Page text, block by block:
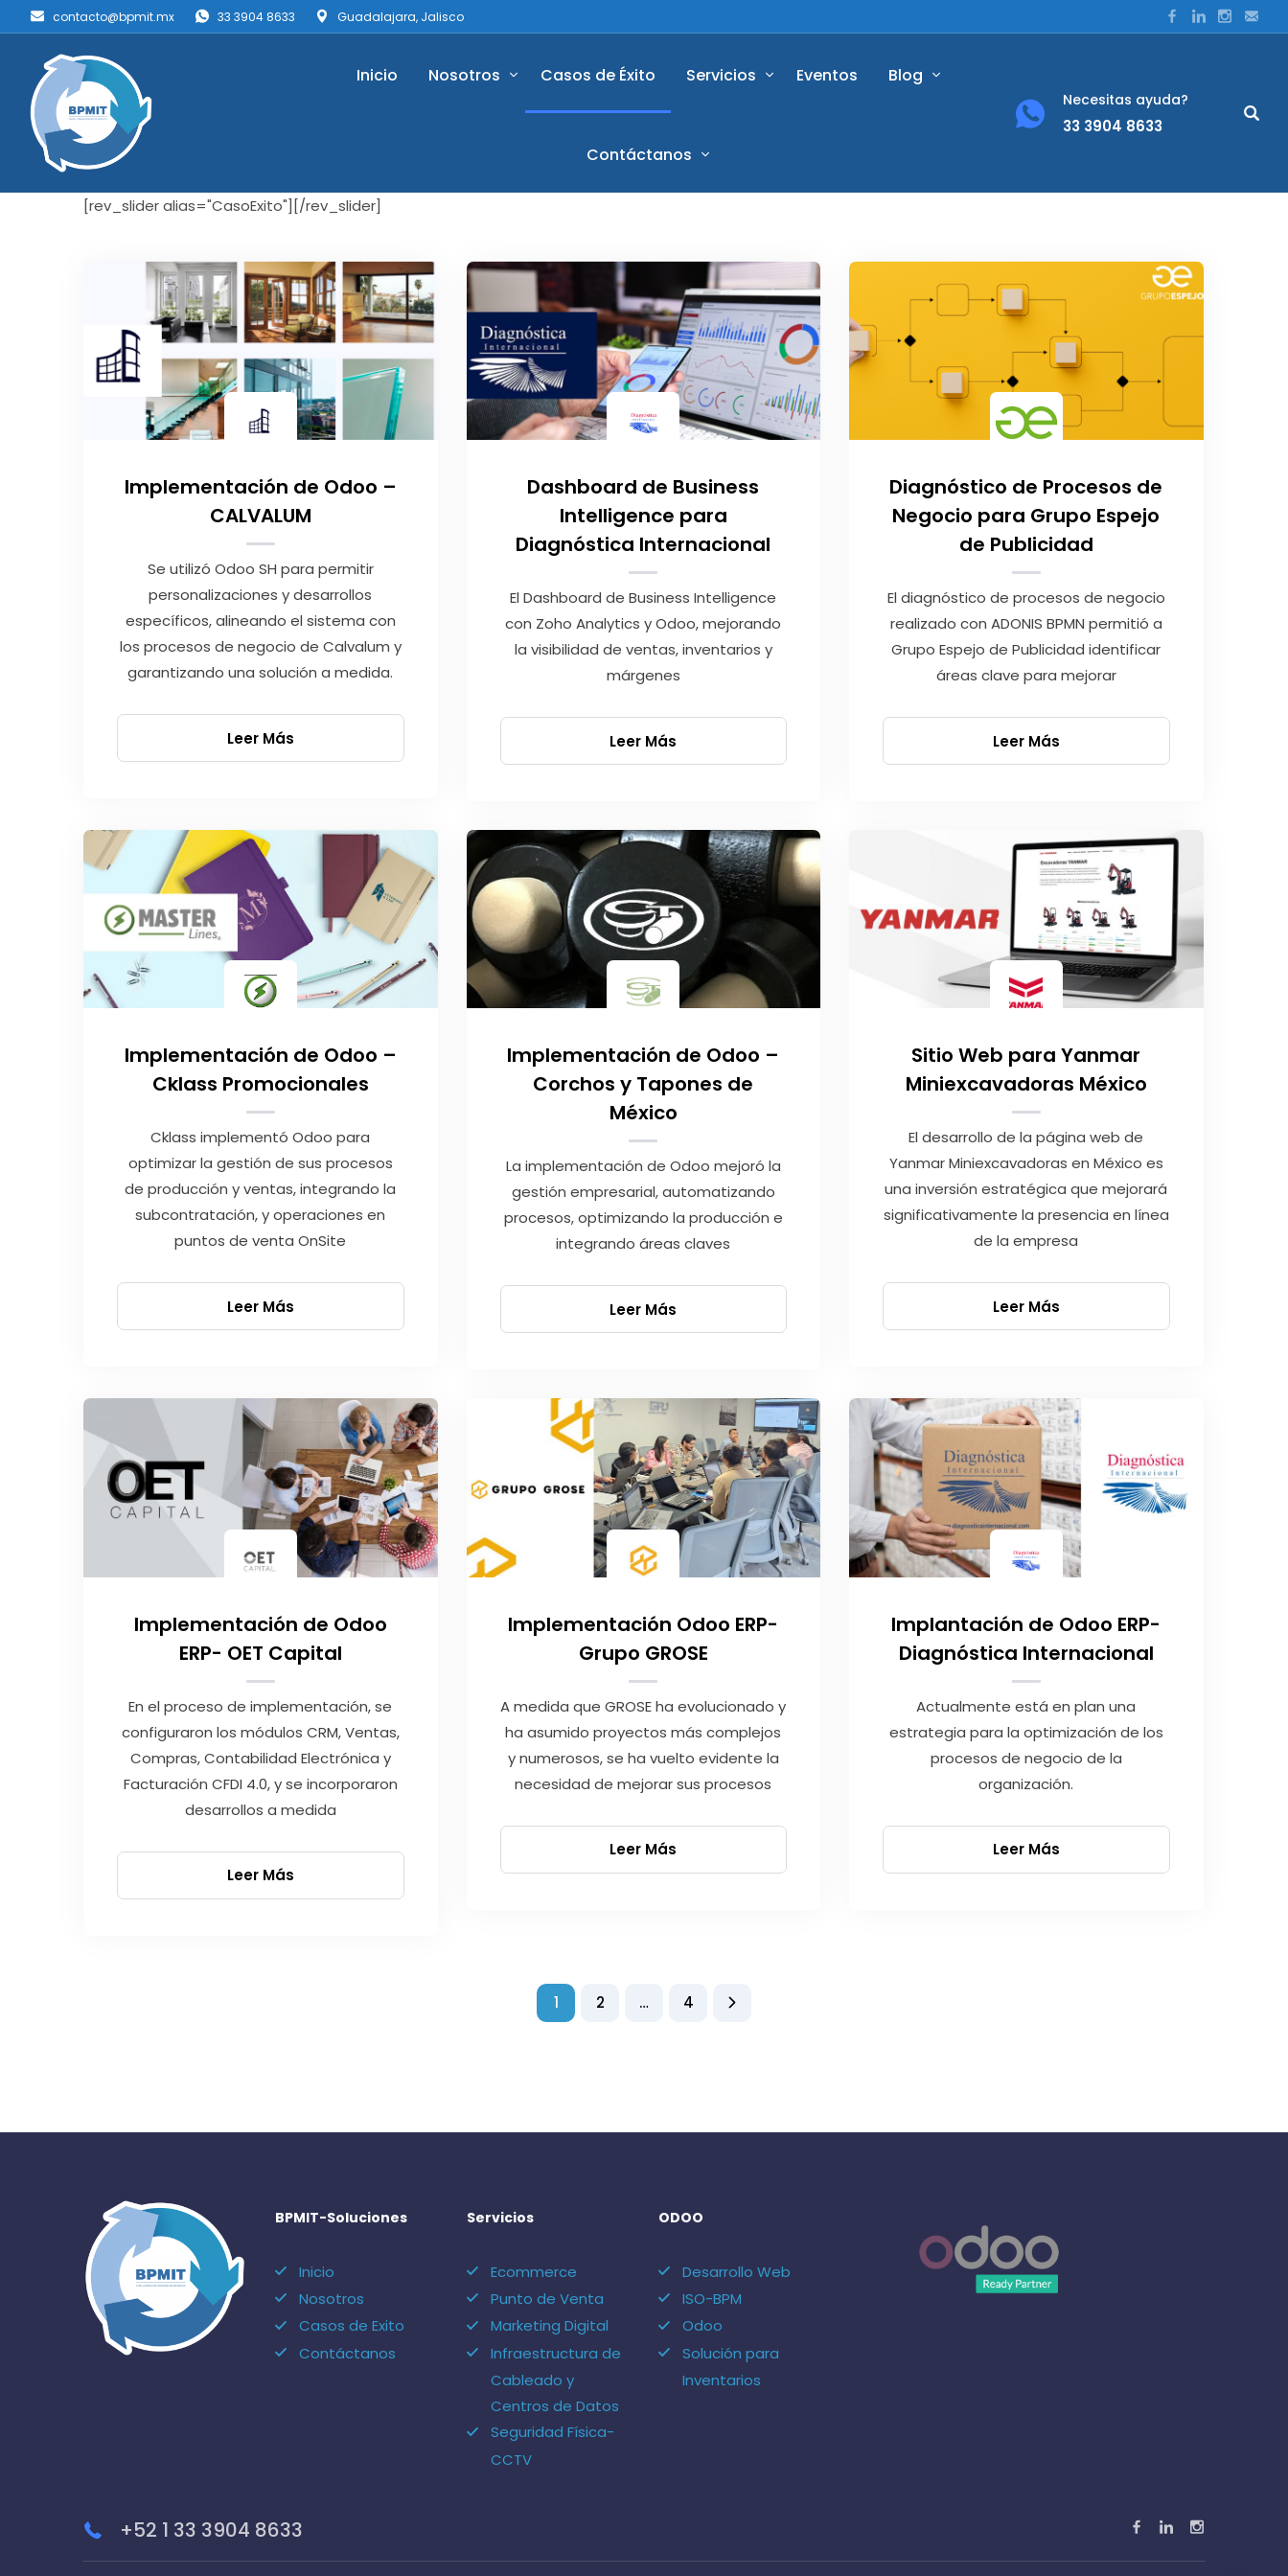
contacto@bpmit.mx 33 3904 8633 Guadalajara, Jalisco
Inicio Nosotros Casos de Éxito Servicios Eventos Blog
Contáctanos
Necesitas ayuda?
33 3904 8633
[rev_slider alias="CasoExito"][/rev_slider]
Implementación de Odoo –
CALVALUM
Se utilizó Odoo SH para permitir
personalizaciones y desarrollos
específicos, alineando el sistema con
los procesos de negocio de Calvalum y
garantizando una solución a medida.
Leer Más
Dashboard de Business
Intelligence para
Diagnóstica Internacional
El Dashboard de Business Intelligence
con Zoho Analytics y Odoo, mejorando
la visibilidad de ventas, inventarios y
márgenes
Leer Más
Diagnóstico de Procesos de
Negocio para Grupo Espejo
de Publicidad
El diagnóstico de procesos de negocio
realizado con ADONIS BPMN permitió a
Grupo Espejo de Publicidad identificar
áreas clave para mejorar
Leer Más
Implementación de Odoo –
Cklass Promocionales
Cklass implementó Odoo para
optimizar la gestión de sus procesos
de producción y ventas, integrando la
subcontratación, y operaciones en
puntos de venta OnSite
Leer Más
Implementación de Odoo –
Corchos y Tapones de
México
La implementación de Odoo mejoró la
gestión empresarial, automatizando
procesos, optimizando la producción e
integrando áreas claves
Leer Más
Sitio Web para Yanmar
Miniexcavadoras México
El desarrollo de la página web de
Yanmar Miniexcavadoras en México es
una inversión estratégica que mejorará
significativamente la presencia en línea
de la empresa
Leer Más
Implementación de Odoo
ERP- OET Capital
En el proceso de implementación, se
configuraron los módulos CRM, Ventas,
Compras, Contabilidad Electrónica y
Facturación CFDI 4.0, y se incorporaron
desarrollos a medida
Leer Más
Implementación Odoo ERP-
Grupo GROSE
A medida que GROSE ha evolucionado y
ha asumido proyectos más complejos
y numerosos, se ha vuelto evidente la
necesidad de mejorar sus procesos
Leer Más
Implantación de Odoo ERP-
Diagnóstica Internacional
Actualmente está en plan una
estrategia para la optimización de los
procesos de negocio de la
organización.
Leer Más
1 2 … 4
BPMIT-Soluciones
Inicio
Nosotros
Casos de Exito
Contáctanos
Servicios
Ecommerce
Punto de Venta
Marketing Digital
Infraestructura de
Cableado y
Centros de Datos
Seguridad Física-
CCTV
ODOO
Desarrollo Web
ISO-BPM
Odoo
Solución para
Inventarios
+52 1 33 3904 8633